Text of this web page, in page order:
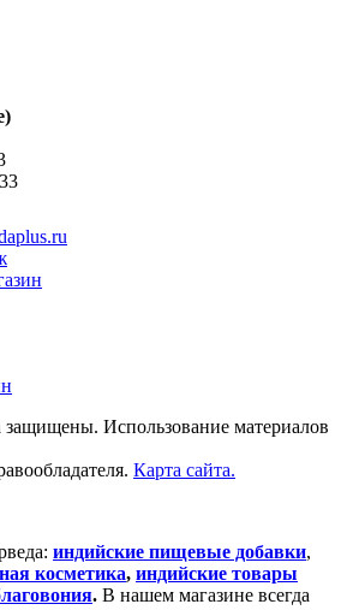
Использование материалов
Карта сайта.
индийские пищевые добавки,
косметика, индийские товары
. В нашем магазине всегда